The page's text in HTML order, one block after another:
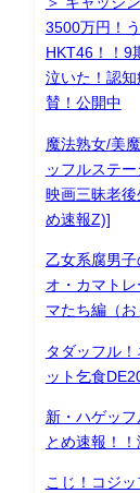
3500万円！
HKT46！！9
泣いた！認
賛！公開中
魔法熟女/美
ッフルステ
映画三昧老後
め速報Z)]
乙女系腐男
オ・カマト
マたち編（お
タダッフル
ット乞食
新・ハゲッ
とめ速報！
こじ！コジ